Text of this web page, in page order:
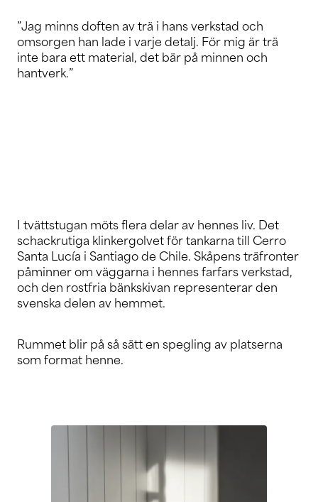
”Jag minns doften av trä i hans verkstad och
omsorgen han lade i varje detalj. För mig är trä
inte bara ett material, det bär på minnen och
hantverk.”
I tvättstugan möts flera delar av hennes liv. Det
schackrutiga klinkergolvet för tankarna till Cerro
Santa Lucía i Santiago de Chile. Skåpens träfronter
påminner om väggarna i hennes farfars verkstad,
och den rostfria bänkskivan representerar den
svenska delen av hemmet.
Rummet blir på så sätt en spegling av platserna
som format henne.